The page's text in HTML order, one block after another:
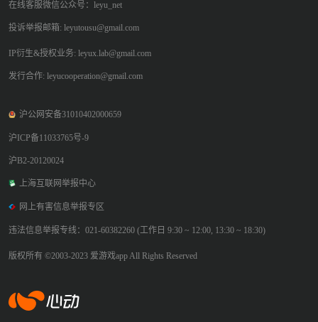
在线客服微信公众号：leyu_net
投诉举报邮箱: leyutousu@gmail.com
IP衍生&授权业务: leyux.lab@gmail.com
发行合作: leyucooperation@gmail.com
沪公网安备31010402000659
沪ICP备11033765号-9
沪B2-20120024
上海互联网举报中心
网上有害信息举报专区
违法信息举报专线：021-60382260 (工作日 9:30 ~ 12:00, 13:30 ~ 18:30)
版权所有 ©2003-2023 爱游戏app All Rights Reserved
爱游戏app体育